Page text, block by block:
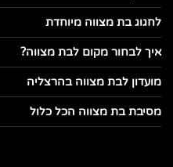
לחגוג בת מצווה מיוחדת
איך לבחור מקום לבת מצווה?
מועדון לבת מצווה בהרצליה
מסיבת בת מצווה הכל כלול